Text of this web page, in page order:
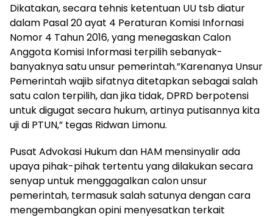
Dikatakan, secara tehnis ketentuan UU tsb diatur
dalam Pasal 20 ayat 4 Peraturan Komisi Infornasi
Nomor 4 Tahun 2016, yang menegaskan Calon
Anggota Komisi Informasi terpilih sebanyak-
banyaknya satu unsur pemerintah.”Karenanya Unsur
Pemerintah wajib sifatnya ditetapkan sebagai salah
satu calon terpilih, dan jika tidak, DPRD berpotensi
untuk digugat secara hukum, artinya putisannya kita
uji di PTUN,” tegas Ridwan Limonu.
Pusat Advokasi Hukum dan HAM mensinyalir ada
upaya pihak-pihak tertentu yang dilakukan secara
senyap untuk menggagalkan calon unsur
pemerintah, termasuk salah satunya dengan cara
mengembangkan opini menyesatkan terkait